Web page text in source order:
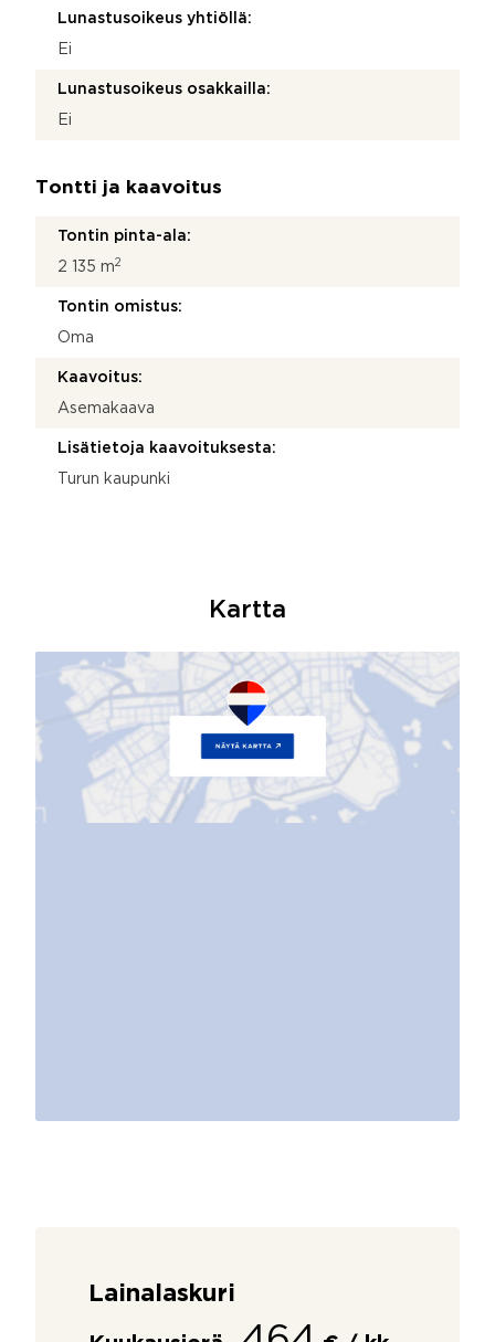
Lunastusoikeus yhtiöllä:
Ei
Lunastusoikeus osakkailla:
Ei
Tontti ja kaavoitus
Tontin pinta-ala:
2 135 m2
Tontin omistus:
Oma
Kaavoitus:
Asemakaava
Lisätietoja kaavoituksesta:
Turun kaupunki
Kartta
Lainalaskuri